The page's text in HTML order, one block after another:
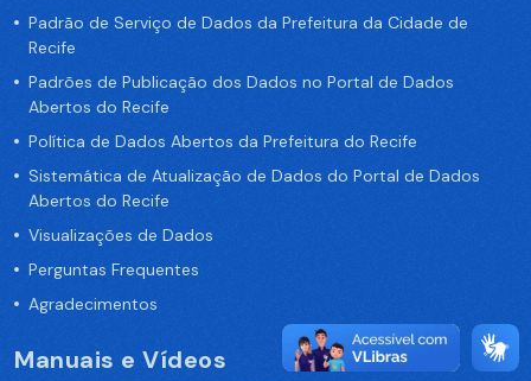
Padrão de Serviço de Dados da Prefeitura da Cidade de
Recife
Padrões de Publicação dos Dados no Portal de Dados
Abertos do Recife
Política de Dados Abertos da Prefeitura do Recife
Sistemática de Atualização de Dados do Portal de Dados
Abertos do Recife
Visualizações de Dados
Perguntas Frequentes
Agradecimentos
Manuais e Vídeos